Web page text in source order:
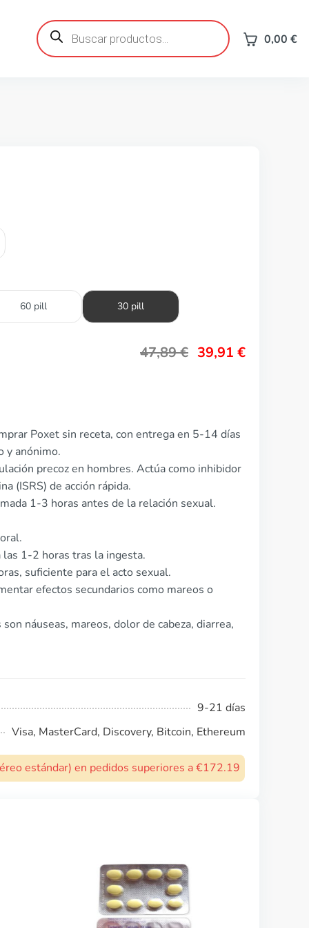
Búsqueda
de
productos 0,00 €
60 pill 30 pill
47,89€ 39,91 €
Poxet sin receta, con entrega en 5-14 días
y anónimo.
precoz en hombres. Actúa como inhibidor
(ISRS) de acción rápida.
1-3 horas antes de la relación sexual.
1-2 horas tras la ingesta.
suficiente para el acto sexual.
efectos secundarios como mareos o
náuseas, mareos, dolor de cabeza, diarrea,
9-21 días
Visa, MasterCard, Discovery, Bitcoin, Ethereum
estándar) en pedidos superiores a €172.19